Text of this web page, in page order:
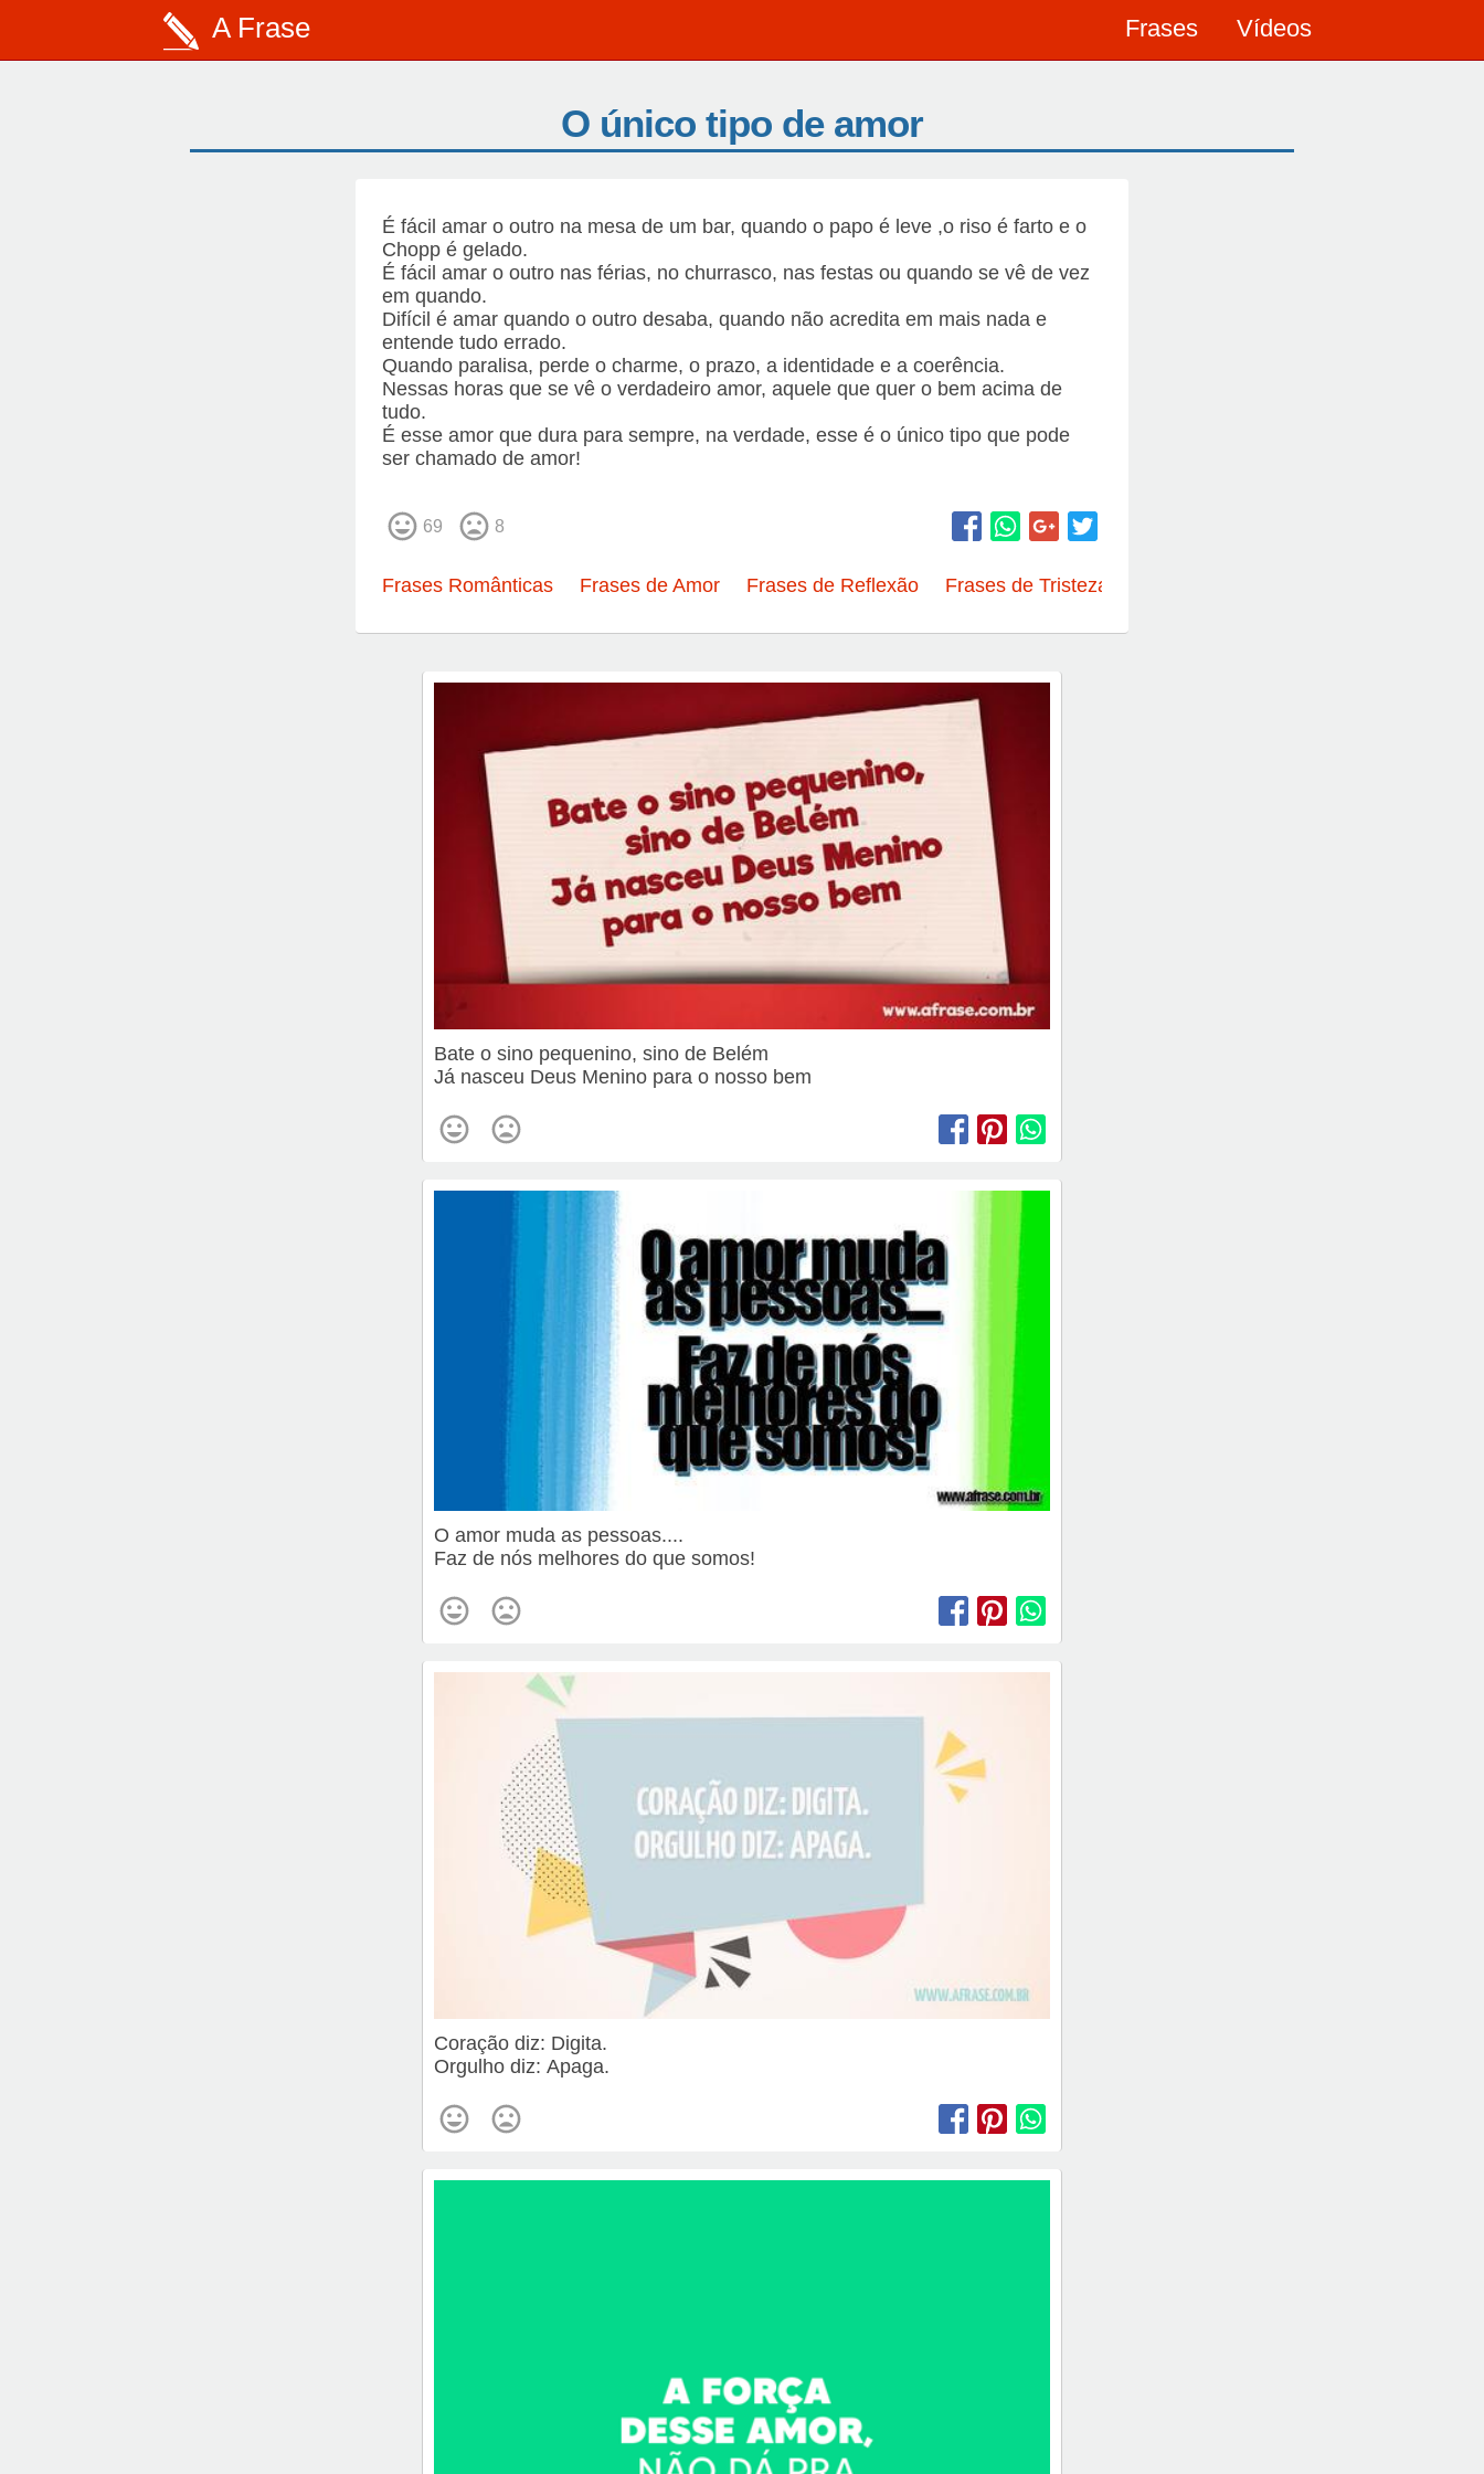
A Frase Frases Vídeos
O único tipo de amor
É fácil amar o outro na mesa de um bar, quando o papo é leve ,o riso é farto e o
Chopp é gelado.
É fácil amar o outro nas férias, no churrasco, nas festas ou quando se vê de vez
em quando.
Difícil é amar quando o outro desaba, quando não acredita em mais nada e
entende tudo errado.
Quando paralisa, perde o charme, o prazo, a identidade e a coerência.
Nessas horas que se vê o verdadeiro amor, aquele que quer o bem acima de
tudo.
É esse amor que dura para sempre, na verdade, esse é o único tipo que pode
ser chamado de amor!
69 8
Frases Românticas Frases de Amor Frases de Reflexão Frases de Tristeza
Bate o sino pequenino, sino de Belém
Já nasceu Deus Menino para o nosso bem
O amor muda as pessoas....
Faz de nós melhores do que somos!
Coração diz: Digita.
Orgulho diz: Apaga.